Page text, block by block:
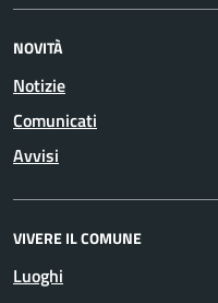
NOVITÀ
Notizie
Comunicati
Avvisi
VIVERE IL COMUNE
Luoghi